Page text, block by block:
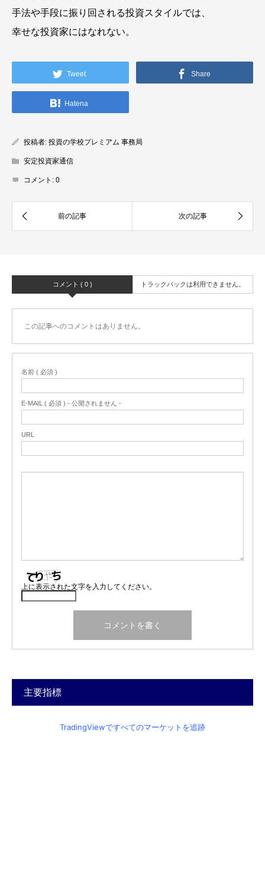
手法や手段に振り回される投資スタイルでは、
幸せな投資家にはなれない。
Tweet Share
Hatena
投稿者: 投資の学校プレミアム 事務局
安定投資家通信
コメント: 0
コメント ( 0 ) トラックバックは利用できません。
この記事へのコメントはありません。
名前 ( 必須 )
E-MAIL ( 必須 ) - 公開されません -
URL
上に表示された文字を入力してください。
主要指標
TradingViewですべてのマーケットを追跡